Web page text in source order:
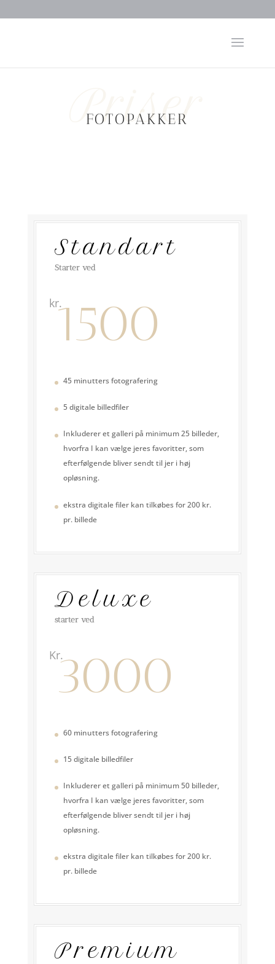
Priser
FOTOPAKKER
Standart
Starter ved
kr.1500
45 minutters fotografering
5 digitale billedfiler
Inkluderer et galleri på minimum 25 billeder,
hvorfra I kan vælge jeres favoritter, som
efterfølgende bliver sendt til jer i høj
opløsning.
ekstra digitale filer kan tilkøbes for 200 kr.
pr. billede
Deluxe
starter ved
Kr.
3000
60 minutters fotografering
15 digitale billedfiler
Inkluderer et galleri på minimum 50 billeder,
hvorfra I kan vælge jeres favoritter, som
efterfølgende bliver sendt til jer i høj
opløsning.
ekstra digitale filer kan tilkøbes for 200 kr.
pr. billede
Premium